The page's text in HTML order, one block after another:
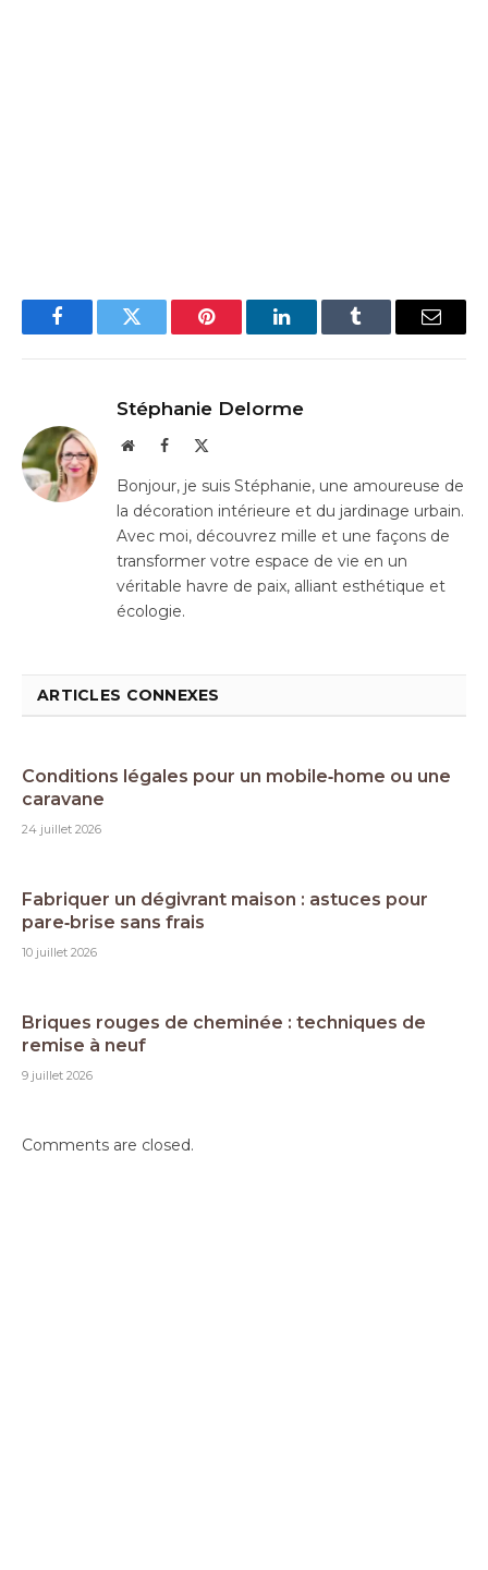
FacebookTwitter Pinterest LinkedInTumblr Email
Stéphanie Delorme
WebsiteFacebook
Bonjour, je suis Stéphanie, une amoureuse de
la décoration intérieure et du jardinage urbain.
Avec moi, découvrez mille et une façons de
transformer votre espace de vie en un
véritable havre de paix, alliant esthétique et
écologie.
ARTICLES CONNEXES
Conditions légales pour un mobile‑home ou une
caravane
24 juillet 2026
Fabriquer un dégivrant maison : astuces pour
pare‑brise sans frais
10 juillet 2026
Briques rouges de cheminée : techniques de
remise à neuf
9 juillet 2026
Comments are closed.